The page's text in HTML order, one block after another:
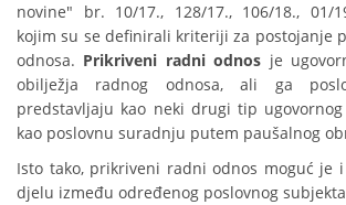
novine" br. 10/17., 128/17., 106/18., 01/
kojim su se definirali kriteriji za postojanje
odnosa. Prikriveni radni odnos je
obilježja radnog odnosa, ali ga
predstavljaju kao neki drugi tip ugovornog
kao poslovnu suradnju putem paušalnog
Isto tako, prikriveni radni odnos moguć je
djelu između određenog poslovnog